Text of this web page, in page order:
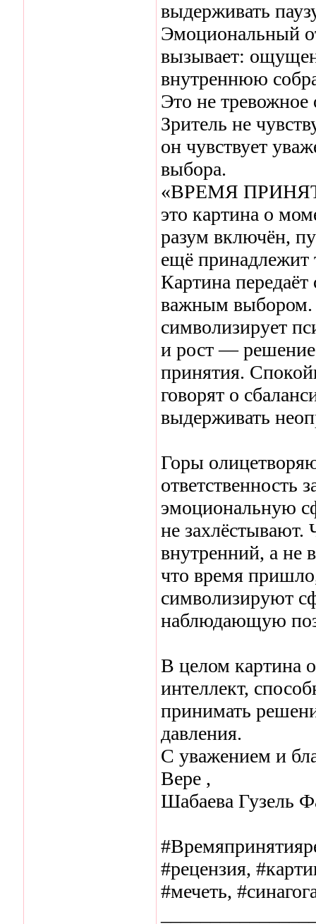
выдерживать
Эмоциональный
вызывает:
внутреннюю
Это не тревожное
Зритель не
он чувствует
выбора.
«ВРЕМЯ
это картина о
разум включён,
ещё принадлежит
Картина
важным
символизирует
и рост — решение
принятия.
говорят о
выдерживать
Горы
ответственность
эмоциональную
не захлёстывают.
внутренний, а не
что время
символизируют
наблюдающую
В целом картина
интеллект,
принимать
давления.
С уважением и
Вере ,
Шабаева Гузель
#рецензия,
#мечеть,